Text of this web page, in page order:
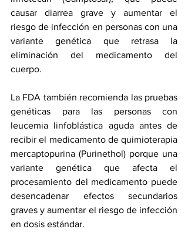
causar diarrea grave y aumentar el
riesgo de infección en personas con una
variante genética que retrasa la
eliminación del medicamento del
cuerpo.
La FDA también recomienda las pruebas
genéticas para las personas con
leucemia linfoblástica aguda antes de
recibir el medicamento de quimioterapia
mercaptopurina (Purinethol) porque una
variante genética que afecta el
procesamiento del medicamento puede
desencadenar efectos secundarios
graves y aumentar el riesgo de infección
en dosis estándar.